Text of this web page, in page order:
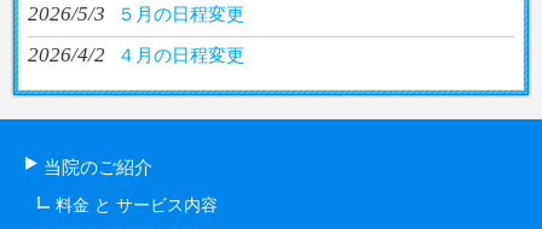
2026/5/3 ５月の日程変更
2026/4/2 ４月の日程変更
当院のご紹介
料金 と サービス内容